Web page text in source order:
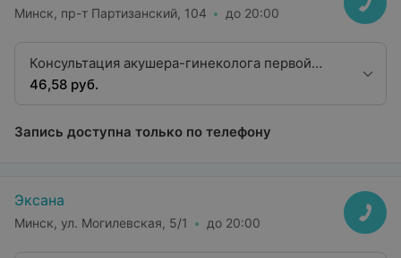
Минск, пр-т Партизанский, 104 до 20:00
Консультация акушера-гинеколога первой
квалификационной категории
46,58 руб.
Запись доступна только по телефону
Эксана
Минск, ул. Могилевская, 5/1 до 20:00